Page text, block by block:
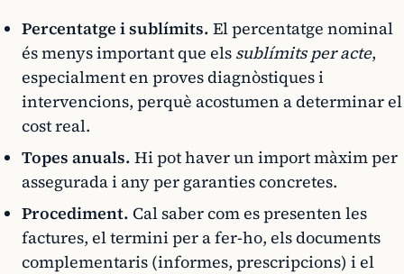
Percentatge i sublímits. El percentatge nominal
és menys important que els sublímits per acte,
especialment en proves diagnòstiques i
intervencions, perquè acostumen a determinar el
cost real.
Topes anuals. Hi pot haver un import màxim per
assegurada i any per garanties concretes.
Procediment. Cal saber com es presenten les
factures, el termini per a fer-ho, els documents
complementaris (informes, prescripcions) i el